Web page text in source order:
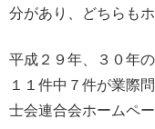
分があり、どちらも
平成２９年、３０年
１１件中７件が業際
士会連合会ホームペー